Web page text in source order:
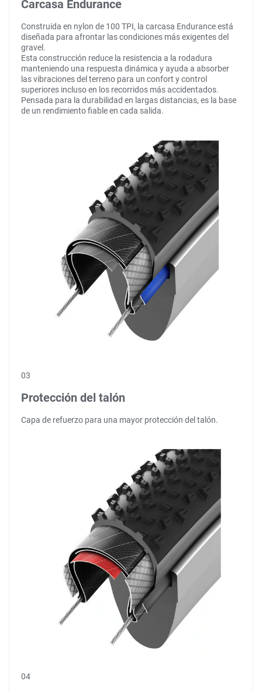
Carcasa Endurance
Construida en nylon de 100 TPI, la carcasa Endurance está
diseñada para afrontar las condiciones más exigentes del
gravel.
Esta construcción reduce la resistencia a la rodadura
manteniendo una respuesta dinámica y ayuda a absorber
las vibraciones del terreno para un confort y control
superiores incluso en los recorridos más accidentados.
Pensada para la durabilidad en largas distancias, es la base
de un rendimiento fiable en cada salida.
03
Protección del talón
Capa de refuerzo para una mayor protección del talón.
04